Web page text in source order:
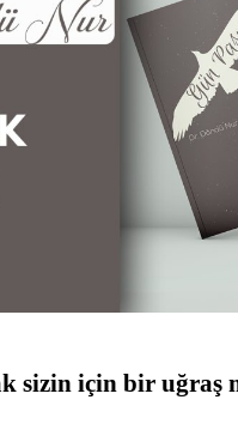
sizin için bir uğraş